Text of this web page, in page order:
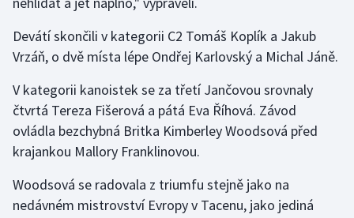
Devátí skončili v kategorii C2 Tomáš Koplík a Jakub
Vrzáň, o dvě místa lépe Ondřej Karlovský a Michal Jáně.
V kategorii kanoistek se za třetí Jančovou srovnaly
čtvrtá Tereza Fišerová a pátá Eva Říhová. Závod
ovládla bezchybná Britka Kimberley Woodsová před
krajankou Mallory Franklinovou.
Woodsová se radovala z triumfu stejně jako na
nedávném mistrovství Evropy v Tacenu, jako jediná